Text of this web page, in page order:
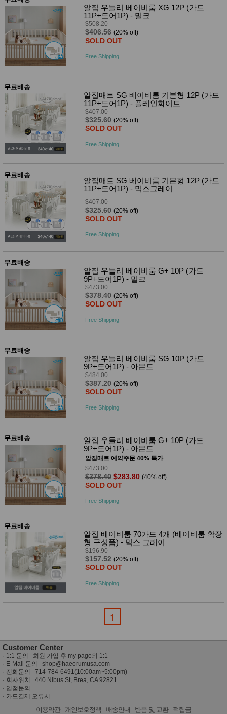
알집 우들리 베이비룸 XG 12P (가드
11P+도어1P) - 밀크
$508.20
$406.56 (20% off)
SOLD OUT
Free Shipping
무료배송
알집매트 SG 베이비룸 기본형 12P (가드
11P+도어1P) - 플레인화이트
$407.00
$325.60 (20% off)
SOLD OUT
Free Shipping
무료배송
알집매트 SG 베이비룸 기본형 12P (가드
11P+도어1P) - 믹스그레이
$407.00
$325.60 (20% off)
SOLD OUT
Free Shipping
무료배송
알집 우들리 베이비룸 G+ 10P (가드
9P+도어1P) - 밀크
$473.00
$378.40 (20% off)
SOLD OUT
Free Shipping
무료배송
알집 우들리 베이비룸 SG 10P (가드
9P+도어1P) - 아몬드
$484.00
$387.20 (20% off)
SOLD OUT
Free Shipping
무료배송
알집 우들리 베이비룸 G+ 10P (가드
9P+도어1P) - 아몬드
알집매트 예약주문 40% 특가
$473.00
$378.40 $283.80 (40% off)
SOLD OUT
Free Shipping
무료배송
알집 베이비룸 70가드 4개 (베이비룸 확장
형 구성품) - 믹스 그레이
$196.90
$157.52 (20% off)
SOLD OUT
Free Shipping
1
Customer Center
· 1:1 문의 회원 가입 후 my page의 1:1
· E-Mail 문의 shop@haeorumusa.com
· 전화문의 714-784-6491(10:00am~5:00pm)
· 회사위치 440 Nibus St, Brea, CA 92821
· 입점문의
· 카드결제 오류시
이용약관 개인보호정책 배송안내 반품 및 교환 적립금